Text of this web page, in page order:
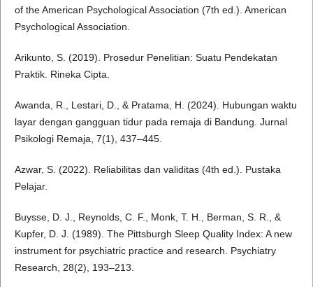
of the American Psychological Association (7th ed.). American
Psychological Association.
Arikunto, S. (2019). Prosedur Penelitian: Suatu Pendekatan
Praktik. Rineka Cipta.
Awanda, R., Lestari, D., & Pratama, H. (2024). Hubungan waktu
layar dengan gangguan tidur pada remaja di Bandung. Jurnal
Psikologi Remaja, 7(1), 437–445.
Azwar, S. (2022). Reliabilitas dan validitas (4th ed.). Pustaka
Pelajar.
Buysse, D. J., Reynolds, C. F., Monk, T. H., Berman, S. R., &
Kupfer, D. J. (1989). The Pittsburgh Sleep Quality Index: A new
instrument for psychiatric practice and research. Psychiatry
Research, 28(2), 193–213.